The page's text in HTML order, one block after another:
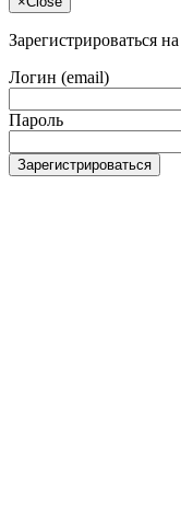
Зарегистрироваться
Логин (email)
Пароль
Зарегистрироваться